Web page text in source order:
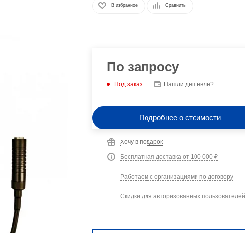
В избранное Сравнить
По запросу
Под заказ Нашли дешевле?
Подробнее о стоимости
Хочу в подарок
Бесплатная доставка от 100 000 ₽
Работаем с организациями по договору
Скидки для авторизованных пользователей